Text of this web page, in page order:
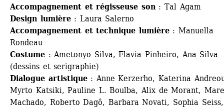
Accompagnement et régisseuse son: Tal Agam
Design lumière: Laura Salerno
Accompagnement et technique lumière: Manuella
Rondeau
Costume : Ametonyo Silva, Flavia Pinheiro, Ana Silva
(dessins et serigraphie)
Dialogue artistique: Anne Kerzerho, Katerina
Myrto Katsiki, Pauline L. Boulba, Alix de Morant,
Machado, Roberto Dagô, Barbara Novati, Sophia Seiss,